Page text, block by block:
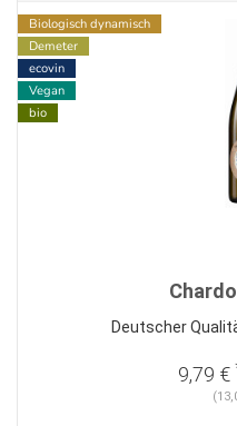
Biologisch dynamisch
Demeter
ecovin
Vegan
bio
Deutscher
9,79 €